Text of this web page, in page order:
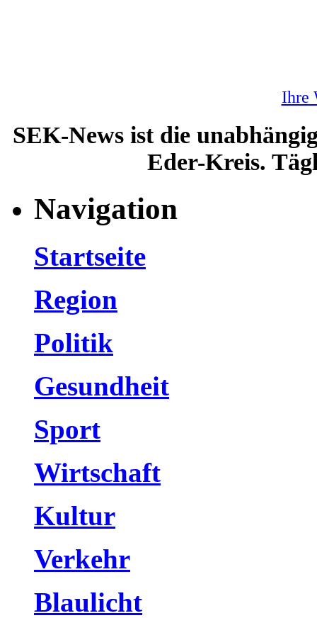
Ihre
SEK-News ist die
Eder-Kreis.
Navigation
Startseite
Region
Politik
Gesundheit
Sport
Wirtschaft
Kultur
Verkehr
Blaulicht